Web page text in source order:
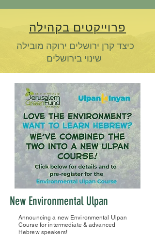
פרוייקטים בקהילה
כיצד קרן ירושלים ירוקה מובילה
New Environmental Ulpan
Announcing a new Environmental Ulpan
Course for intermediate & advanced
Hebrew speakers!